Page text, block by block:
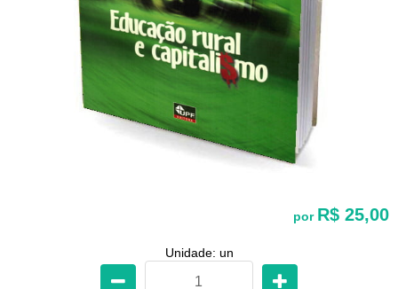
por R$ 25,00
Unidade: un